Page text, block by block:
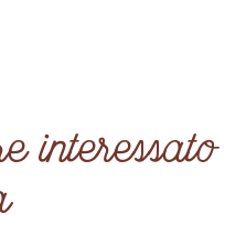
interessato